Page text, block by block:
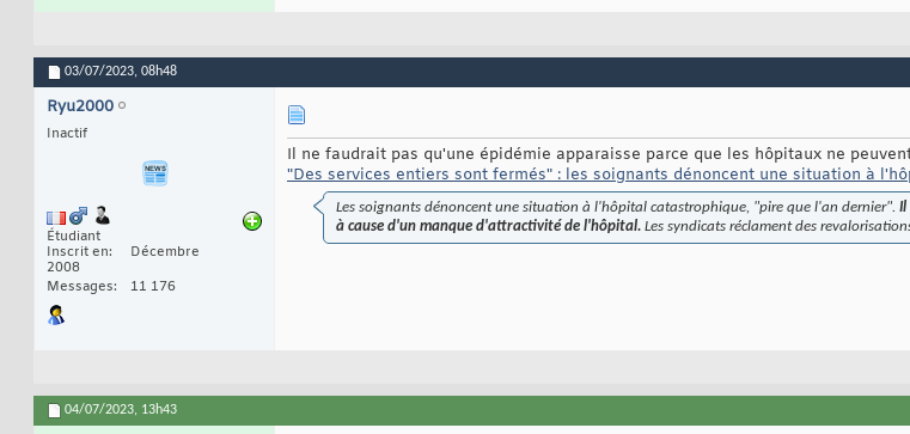
03/07/2023, 08h48
Ryu2000
Inactif
Étudiant
Inscrit en
Décembre
2008
Messages
11 176
Il ne faudrait pas qu'une épidémie apparaisse parce que les hôpitaux ne
"Des services entiers sont fermés" : les soignants dénoncent une situation à
Les soignants dénoncent une situation à l'hôpital catastrophique, "pire que l'an dernier". Il
à cause d'un manque d'attractivité de l'hôpital. Les syndicats réclament des
04/07/2023, 13h43